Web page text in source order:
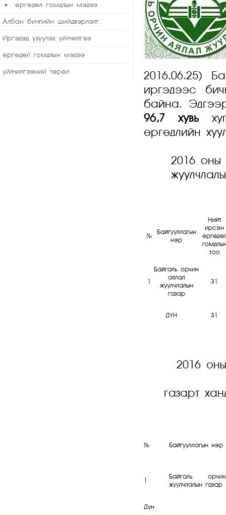
өргөдөл гомдлын мэдээ
Албан бичгийн шийдвэрлэлт
Иргэдэд үзүүлэх үйлчилгээ
өргөдөл гомдлын мэдээ
үйлчилгээний төрөл
2016.06.25)
иргэдээс
байна.
96,7 хувь
өргөдлийн
2016
№
Байгууллагын
нэр
Нийт
ирсэн
тоо
1
Байгаль орчин
аялал
жуулчлалын
газар
31
ДҮН 31
2016
газарт
№ Байгууллагын нэр
1
Байгаль
жуулчлалын газар
Дүн